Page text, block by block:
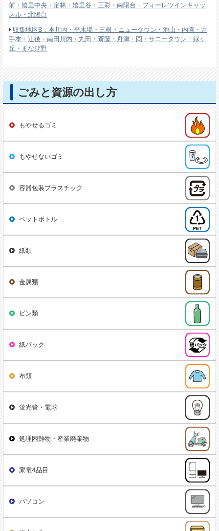
前・嬉里中央・定林・嬉里谷・三彩・南陽台・フォーレツインキャッ
スル・北陽台
収集地区B：本川内・平木場・三根・ニュータウン・池山・内園・井
手本・辻後・南田川内・丸田・斉藤・舟津・岡・サニータウン・緑ヶ
丘・まなび野
ごみと資源の出し方
もやせるゴミ
もやせないゴミ
容器包装プラスチック
ペットボトル
紙類
金属類
ビン類
紙パック
布類
蛍光管・電球
処理困難物・産業廃棄物
家電4品目
パソコン